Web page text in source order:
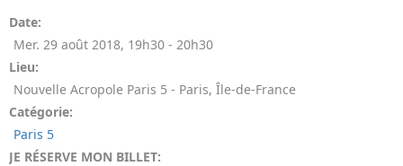
Date:
Mer. 29 août 2018, 19h30 - 20h30
Lieu:
Nouvelle Acropole Paris 5 - Paris, Île-de-France
Catégorie:
Paris 5
JE RÉSERVE MON BILLET: